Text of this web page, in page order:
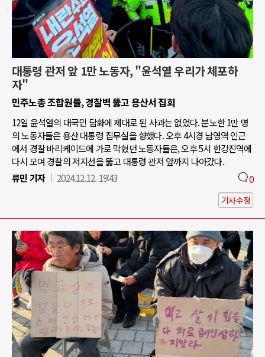
대통령 관저 앞 1만 노동자, "윤석열 우리가 체포하
자"
민주노총 조합원들, 경찰벽 뚫고 용산서 집회
12일 윤석열의 대국민 담화에 제대로 된 사과는 없었다. 분노한 1만 명
의 노동자들은 용산 대통령 집무실을 향했다. 오후 4시경 남영역 인근
에서 경찰 바리케이드에 가로 막혔던 노동자들은, 오후 5시 한강진역에
다시 모여 경찰의 저지선을 뚫고 대통령 관저 앞까지 나아갔다.
류민 기자
2024.12.12. 19:43 0
기사수정